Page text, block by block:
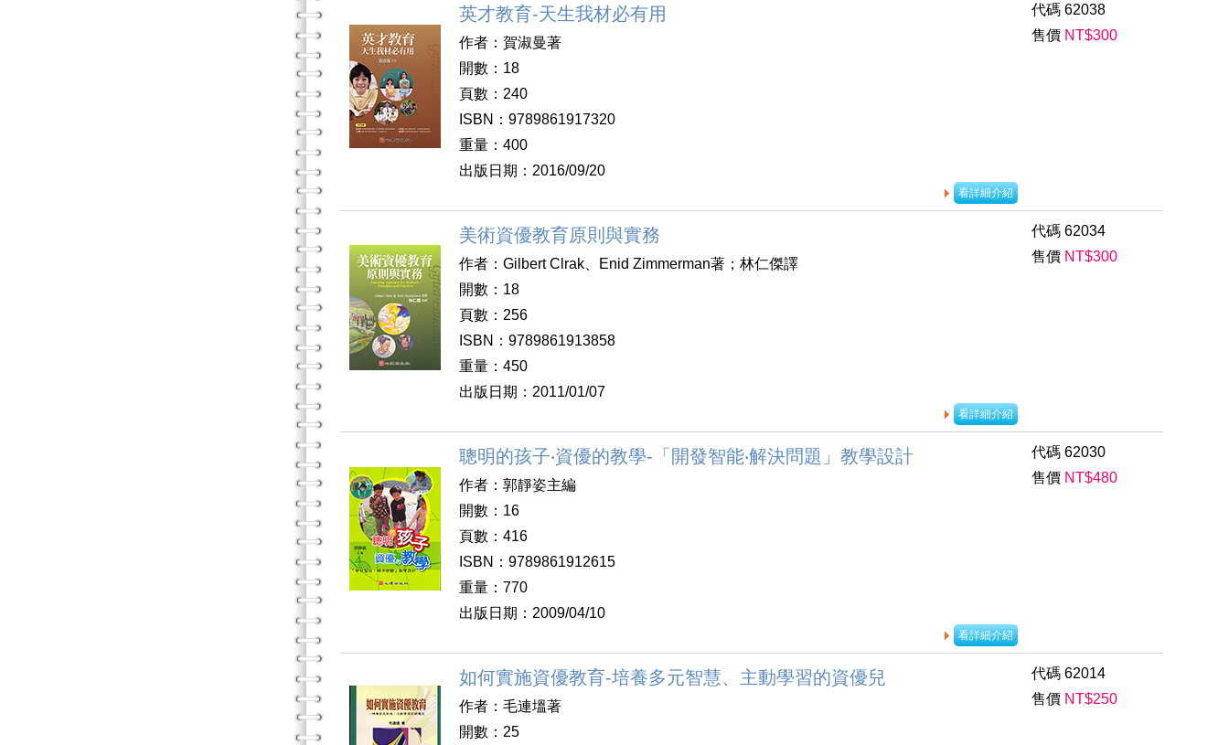
英才教育-天生我材必有用
作者：賀淑曼著
開數：18
頁數：240
ISBN：9789861917320
重量：400
出版日期：2016/09/20
看詳細介紹
代碼 62038
售價 NT$300
美術資優教育原則與實務
作者：Gilbert Clrak、Enid Zimmerman著；林仁傑譯
開數：18
頁數：256
ISBN：9789861913858
重量：450
出版日期：2011/01/07
看詳細介紹
代碼 62034
售價 NT$300
聰明的孩子‧資優的教學-「開發智能‧解決問題」教學設計
作者：郭靜姿主編
開數：16
頁數：416
ISBN：9789861912615
重量：770
出版日期：2009/04/10
看詳細介紹
代碼 62030
售價 NT$480
如何實施資優教育-培養多元智慧、主動學習的資優兒
作者：毛連塭著
開數：25
代碼 62014
售價 NT$250